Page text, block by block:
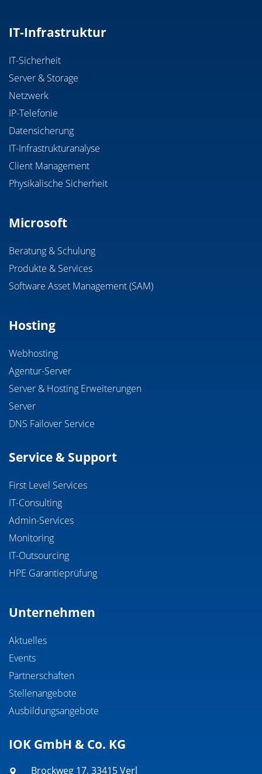
IT-Infrastruktur
IT-Sicherheit
Server & Storage
Netzwerk
IP-Telefonie
Datensicherung
IT-Infrastrukturanalyse
Client Management
Physikalische Sicherheit
Microsoft
Beratung & Schulung
Produkte & Services
Software Asset Management (SAM)
Hosting
Webhosting
Agentur-Server
Server & Hosting Erweiterungen
Server
DNS Failover Service
Service & Support
First Level Services
IT-Consulting
Admin-Services
Monitoring
IT-Outsourcing
HPE Garantieprüfung
Unternehmen
Aktuelles
Events
Partnerschaften
Stellenangebote
Ausbildungsangebote
IOK GmbH & Co. KG
Brockweg 17, 33415 Verl